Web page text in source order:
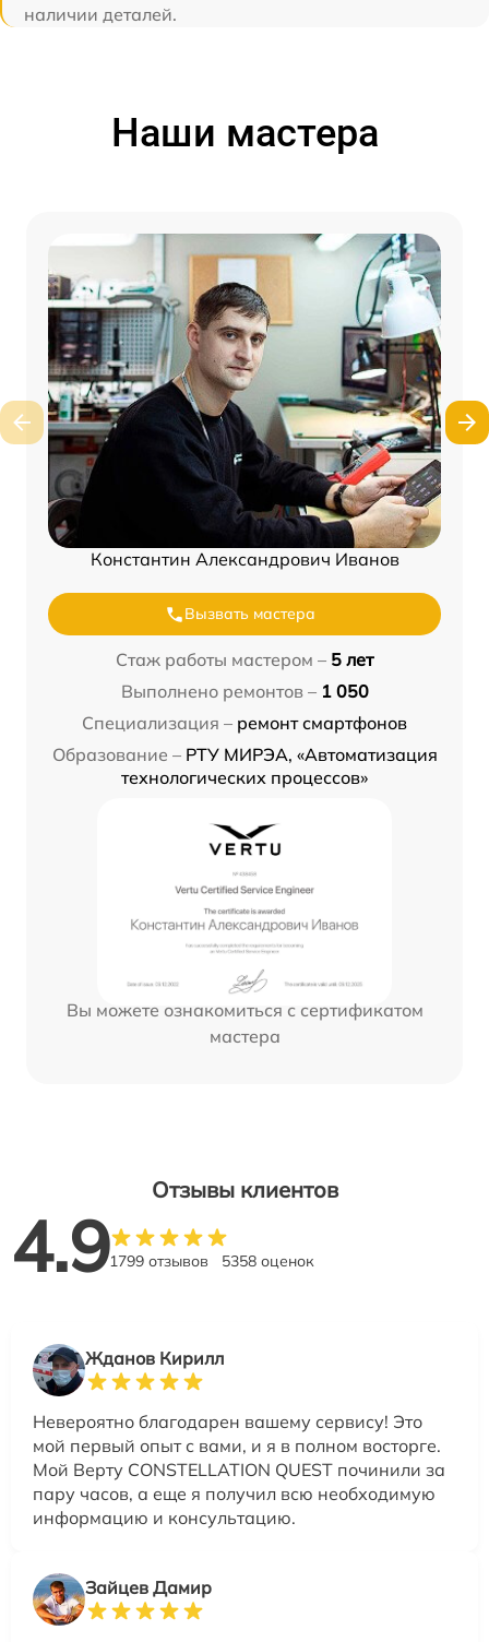
наличии деталей.
Наши мастера
Константин Александрович Иванов
Вызвать мастера
Стаж работы мастером – 5 лет
Выполнено ремонтов – 1 050
Специализация – ремонт смартфонов
Образование – РТУ МИРЭА, «Автоматизация
технологических процессов»
Вы можете ознакомиться с сертификатом
мастера
Отзывы клиентов
4.91799 отзывов 5358 оценок
Жданов Кирилл
Невероятно благодарен вашему сервису! Это
мой первый опыт с вами, и я в полном восторге.
Мой Верту CONSTELLATION QUEST починили за
пару часов, а еще я получил всю необходимую
информацию и консультацию.
Зайцев Дамир